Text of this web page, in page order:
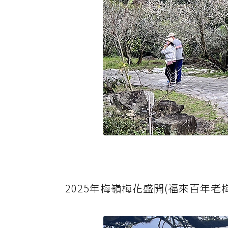
2025年梅嶺梅花盛開(福來百年老